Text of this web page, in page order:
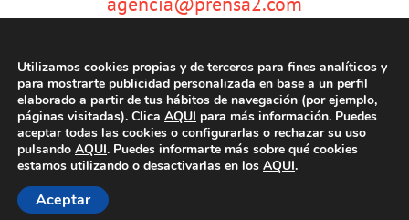
© Copyright 2020 | La Veu d'Algemesí | Tots els drets reservats |
Utilizamos cookies propias y de terceros para fines analíticos y
para mostrarte publicidad personalizada en base a un perfil
elaborado a partir de tus hábitos de navegación (por ejemplo,
páginas visitadas). Clica AQUI para más información. Puedes
aceptar todas las cookies o configurarlas o rechazar su uso
pulsando AQUI. Puedes informarte más sobre qué cookies
estamos utilizando o desactivarlas en los AQUI.
Aceptar